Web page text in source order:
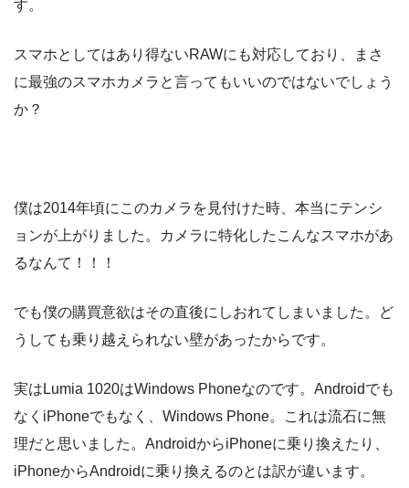
す。
スマホとしてはあり得ないRAWにも対応しており、まさ
に最強のスマホカメラと言ってもいいのではないでしょう
か？
僕は2014年頃にこのカメラを見付けた時、本当にテンシ
ョンが上がりました。カメラに特化したこんなスマホがあ
るなんて！！！
でも僕の購買意欲はその直後にしおれてしまいました。ど
うしても乗り越えられない壁があったからです。
実はLumia 1020はWindows Phoneなのです。Androidでも
なくiPhoneでもなく、Windows Phone。これは流石に無
理だと思いました。AndroidからiPhoneに乗り換えたり、
iPhoneからAndroidに乗り換えるのとは訳が違います。